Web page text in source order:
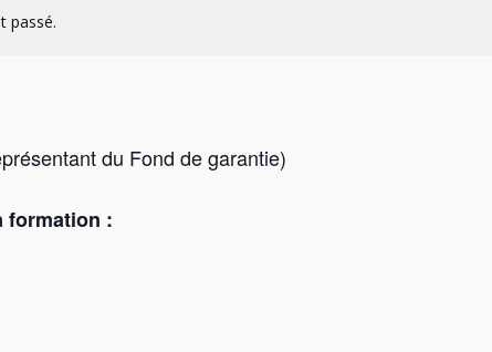
passé.
du Fond de garantie)
formation :